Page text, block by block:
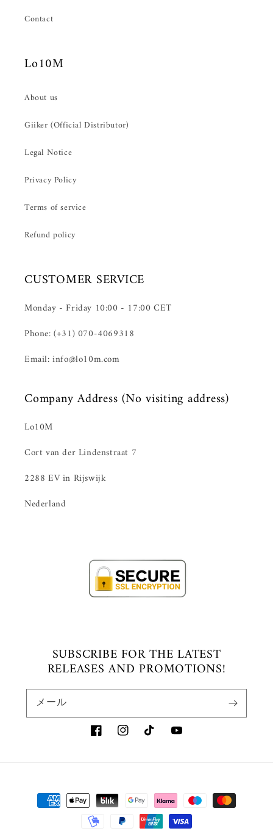
Contact
Lo10M
About us
Giiker (Official Distributor)
Legal Notice
Privacy Policy
Terms of service
Refund policy
CUSTOMER SERVICE
Monday - Friday 10:00 - 17:00 CET
Phone: (+31) 070-4069318
Email: info@lo10m.com
Company Address (No visiting address)
Lo10M
Cort van der Lindenstraat 7
2288 EV in Rijswijk
Nederland
SUBSCRIBE FOR THE LATEST
RELEASES AND PROMOTIONS!
メール
FacebookInstagramTikTokYouTube